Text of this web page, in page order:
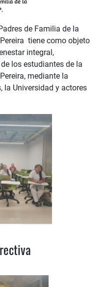
de Familia de la
tiene como objeto
integral,
los estudiantes de la
mediante la
Universidad y actores